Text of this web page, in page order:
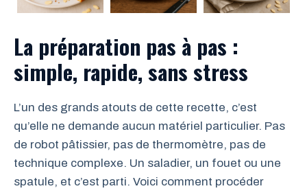
La préparation pas à pas :
simple, rapide, sans stress
L’un des grands atouts de cette recette, c’est
qu’elle ne demande aucun matériel particulier. Pas
de robot pâtissier, pas de thermomètre, pas de
technique complexe. Un saladier, un fouet ou une
spatule, et c’est parti. Voici comment procéder